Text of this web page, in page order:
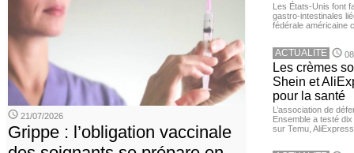
21/07/2026
Grippe : l’obligation vaccinale
Les États-Unis font
gastro-intestinales
fédérale américaine
ACTUALITE
Les crèmes
Shein et
pour la santé
L’association de
Ensemble a testé
sur Temu,